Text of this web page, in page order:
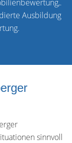
Ausbildung
sinnvoll